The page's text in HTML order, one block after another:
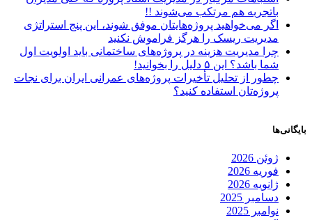
باتجربه هم مرتکب می‌شوند !!
اگر می‌خواهید پروژه‌هایتان موفق شوند، این پنج استراتژی
مدیریت ریسک را هرگز فراموش نکنید
چرا مدیریت هزینه در پروژه‌های ساختمانی باید اولویت اول
شما باشد؟ این ۵ دلیل را بخوانید!
چطور از تحلیل تأخیرات پروژه‌های عمرانی ایران برای نجات
پروژه‌تان استفاده کنید؟
بایگانی‌ها
ژوئن 2026
فوریه 2026
ژانویه 2026
دسامبر 2025
نوامبر 2025